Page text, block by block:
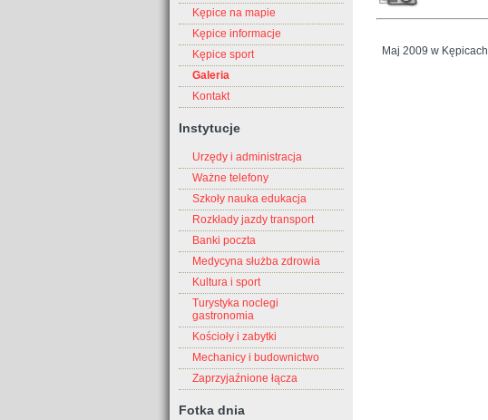
Kępice na mapie
Kępice informacje
Kępice sport
Galeria
Kontakt
Instytucje
Urzędy i administracja
Ważne telefony
Szkoły nauka edukacja
Rozkłady jazdy transport
Banki poczta
Medycyna służba zdrowia
Kultura i sport
Turystyka noclegi
gastronomia
Kościoły i zabytki
Mechanicy i budownictwo
Zaprzyjaźnione łącza
Fotka dnia
Maj 2009 w Kępicach